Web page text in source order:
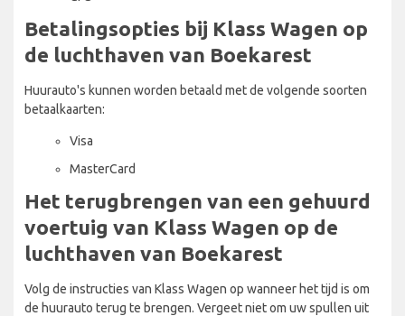
Betalingsopties bij Klass Wagen op
de luchthaven van Boekarest
Huurauto's kunnen worden betaald met de volgende soorten
betaalkaarten:
Visa
MasterCard
Het terugbrengen van een gehuurd
voertuig van Klass Wagen op de
luchthaven van Boekarest
Volg de instructies van Klass Wagen op wanneer het tijd is om
de huurauto terug te brengen. Vergeet niet om uw spullen uit